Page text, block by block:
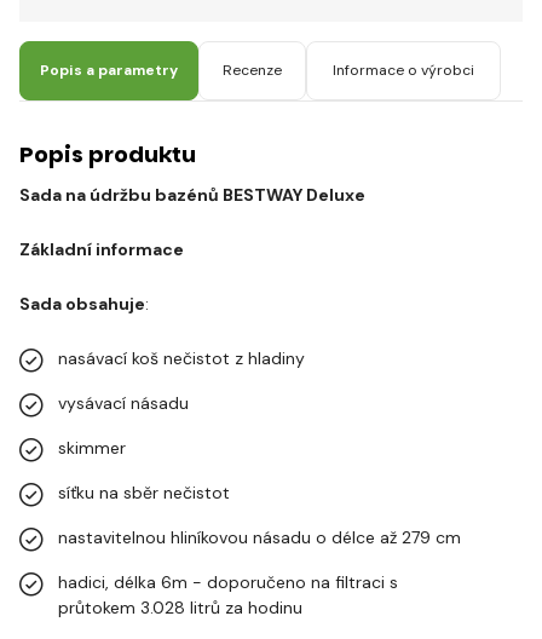
Popis a parametry Recenze Informace o výrobci
Popis produktu
Sada na údržbu bazénů BESTWAY Deluxe
Základní informace
Sada obsahuje:
nasávací koš nečistot z hladiny
vysávací násadu
skimmer
síťku na sběr nečistot
nastavitelnou hliníkovou násadu o délce až 279 cm
hadici, délka 6m - doporučeno na filtraci s
průtokem 3.028 litrů za hodinu